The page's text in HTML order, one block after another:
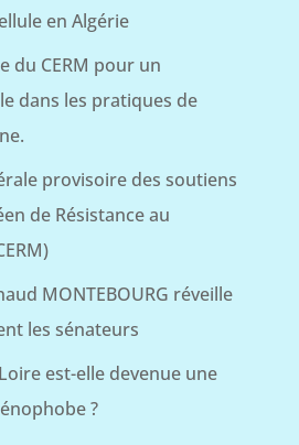
en Algérie
du CERM pour un
dans les pratiques de
provisoire des soutiens
de Résistance au
MONTEBOURG réveille
les sénateurs
est-elle devenue une
?